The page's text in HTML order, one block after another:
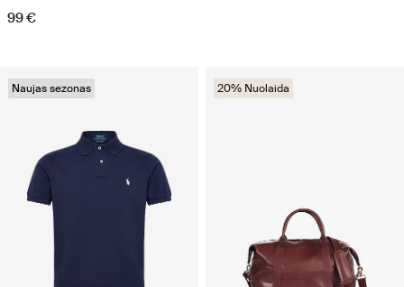
99 €
Naujas sezonas 20% Nuolaida